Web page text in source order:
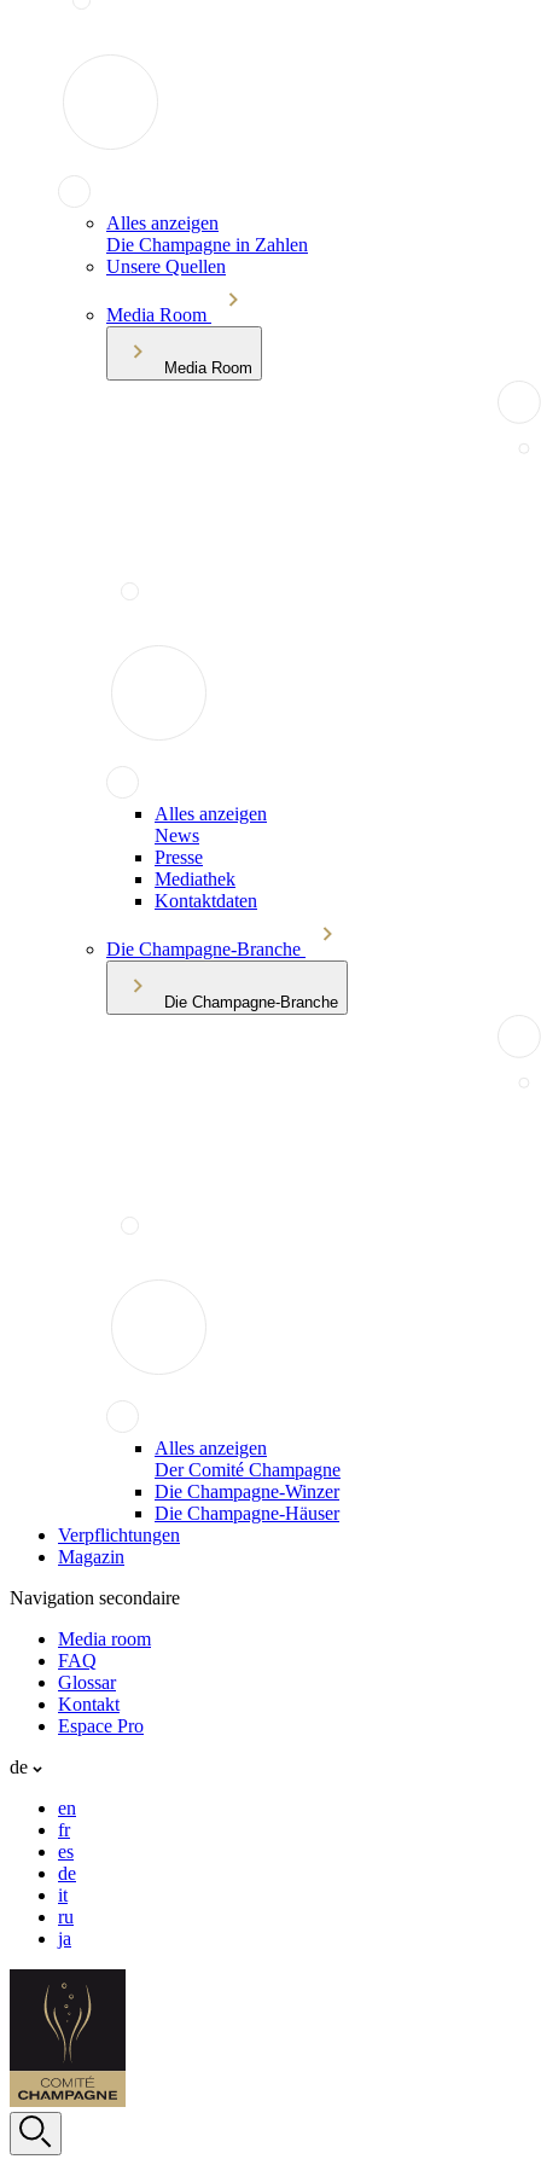
Alles anzeigen
Die Champagne in Zahlen
Unsere Quellen
Media Room
Media Room
Alles anzeigen
News
Presse
Mediathek
Kontaktdaten
Die Champagne-Branche
Die Champagne-Branche
Alles anzeigen
Der Comité Champagne
Die Champagne-Winzer
Die Champagne-Häuser
Verpflichtungen
Magazin
Navigation secondaire
Media room
FAQ
Glossar
Kontakt
Espace Pro
de
en
fr
es
de
it
ru
ja